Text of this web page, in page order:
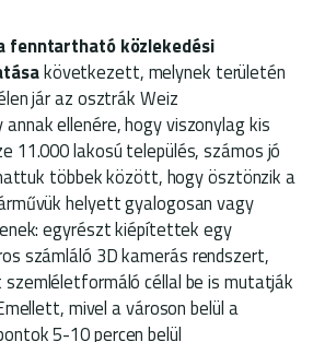
fenntartható közlekedési
következett, melynek területén
jár az osztrák Weiz
ellenére, hogy viszonylag kis
11.000 lakosú település, számos jó
többek között, hogy ösztönzik a
helyett gyalogosan vagy
egyrészt kiépítettek egy
számláló 3D kamerás rendszert,
céllal be is mutatják
mivel a városon belül a
5-10 percen belül